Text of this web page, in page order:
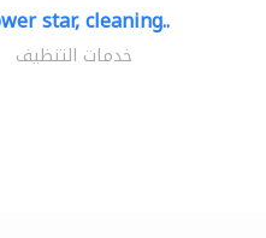
star, cleaning..
خدمات التنظيف